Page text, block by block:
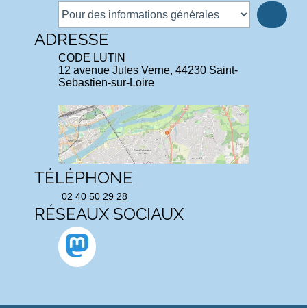
ADRESSE
CODE LUTIN
12 avenue Jules Verne, 44230 Saint-
Sebastien-sur-Loire
TÉLÉPHONE
02 40 50 29 28
RÉSEAUX SOCIAUX